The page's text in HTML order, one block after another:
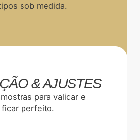
sob medida.
& AJUSTES
para validar e
ficar perfeito.